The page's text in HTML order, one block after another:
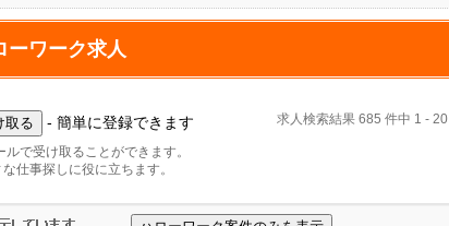
ーワーク求人
求人検索結果 685 件中 1 - 20
- 簡単に登録できます
で受け取ることができます。
仕事探しに役に立ちます。